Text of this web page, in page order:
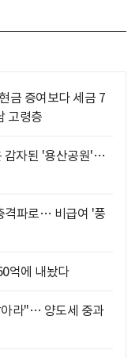
금 증여보다 세금 7
고령층
감자된 '용산공원'…
격파로… 비급여 '풍
억에 내놨다
아라"… 양도세 중과